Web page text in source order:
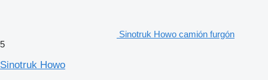
Sinotruk Howo camión furgón
5
Sinotruk Howo